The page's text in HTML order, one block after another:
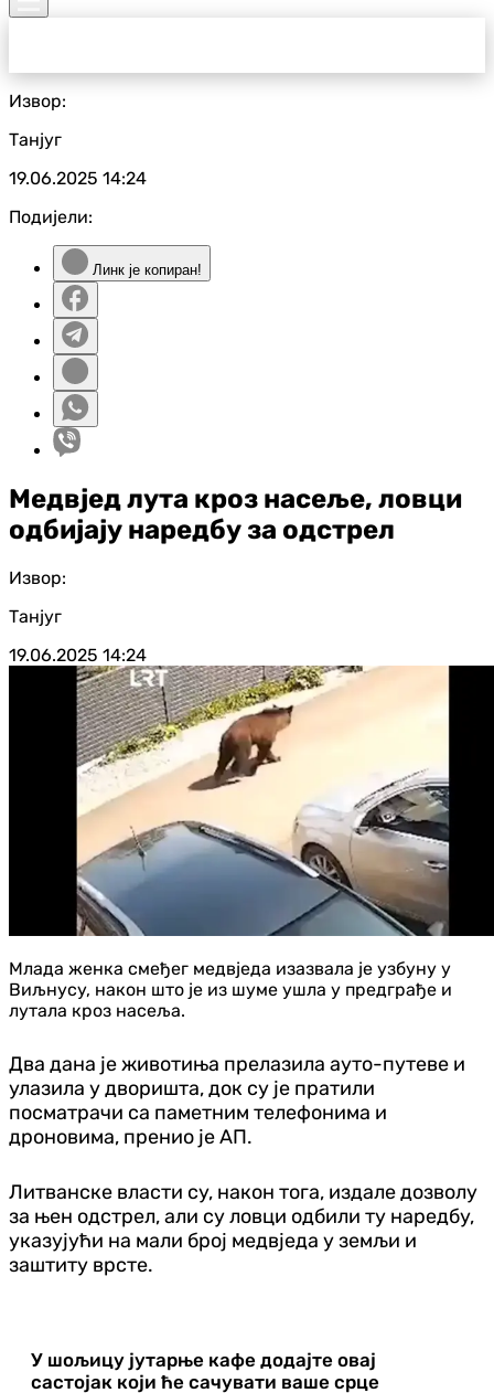
Извор:
Танјуг
19.06.2025 14:24
Подијели:
Линк је копиран!
Медвјед лута кроз насеље, ловци
одбијају наредбу за одстрел
Извор:
Танјуг
19.06.2025 14:24
Млада женка смеђег медвједа изазвала је узбуну у
Виљнусу, након што је из шуме ушла у предграђе и
лутала кроз насеља.
Два дана је животиња прелазила ауто-путеве и
улазила у дворишта, док су је пратили
посматрачи са паметним телефонима и
дроновима, пренио је АП.
Литванске власти су, након тога, издале дозволу
за њен одстрел, али су ловци одбили ту наредбу,
указујући на мали број медвједа у земљи и
заштиту врсте.
У шољицу јутарње кафе додајте овај
састојак који ће сачувати ваше срце